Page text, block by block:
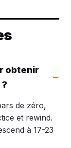
obtenir
de zéro,
et rewind.
à 17-23